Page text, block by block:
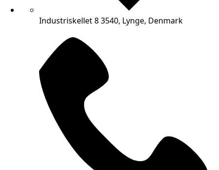
Industriskellet 8 3540, Lynge, Denmark